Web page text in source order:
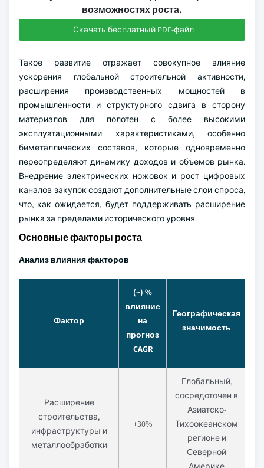
возможностях роста.
Скачать бесплатный PDF-файл
Такое развитие отражает совокупное влияние
ускорения глобальной строительной активности,
расширения производственных мощностей в
промышленности и структурного сдвига в сторону
материалов для полотен с более высокими
эксплуатационными характеристиками, особенно
биметаллических составов, которые одновременно
переопределяют динамику доходов и объемов рынка.
Внедрение электрических ножовок и рост цифровых
каналов закупок создают дополнительные слои спроса,
что, как ожидается, будет поддерживать расширение
рынка за пределами исторического уровня.
Основные факторы роста
Анализ влияния факторов
Фактор
(~) %
влияние
на
прогноз
CAGR
Географическая
значимость
Расширение
строительства,
инфраструктуры и
металлообработки
+30%
Глобальный,
сосредоточен в
Азиатско-
Тихоокеанском
регионе и
Северной